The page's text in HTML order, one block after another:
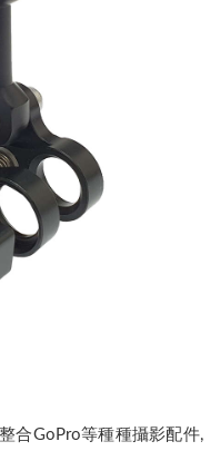
合GoPro等種種攝影配件,